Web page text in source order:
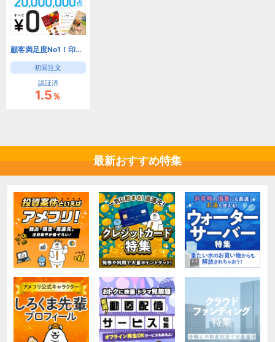
顧客満足度No1！印刷通販サイト『ラクスル』
初回注文
認証済
1.5％
最新おすすめ特集